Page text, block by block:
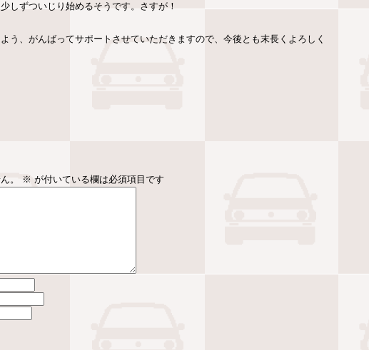
しずついじり始めるそうです。さすが！
う、がんばってサポートさせていただきますので、今後とも末長くよろしく
。
※ が付いている欄は必須項目です